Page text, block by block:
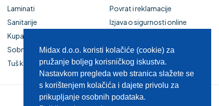
Laminati
Sanitarije
Kupaonski namještaj
Sobna vrata
Tuš kabine i kade
Povrat i reklamacije
Izjava o sigurnosti online
Kupaonski namještaj
Zaštita privatnosti
Midax d.o.o. koristi kolačiće (cookie) za
pružanje boljeg korisničkog iskustva.
Nastavkom pregleda web stranica slažete se
s korištenjem kolačića i dajete privolu za
prikupljanje osobnih podataka.